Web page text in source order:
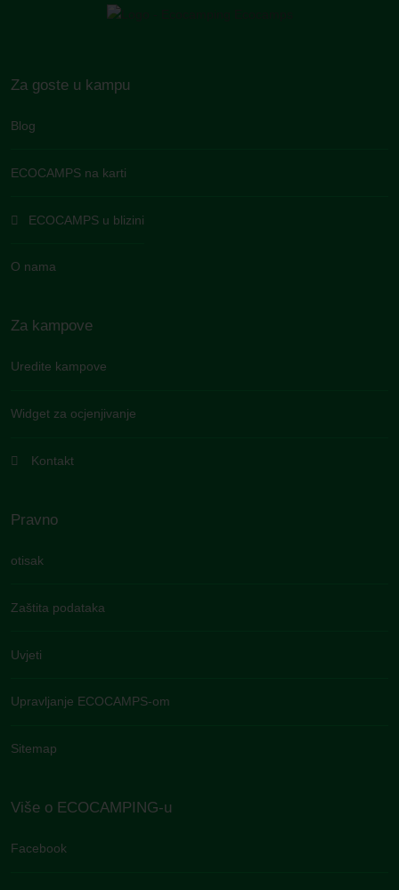
Za goste u kampu
Blog
ECOCAMPS na karti
ECOCAMPS u blizini
O nama
Za kampove
Uredite kampove
Widget za ocjenjivanje
Kontakt
Pravno
otisak
Zaštita podataka
Uvjeti
Upravljanje ECOCAMPS-om
Sitemap
Više o ECOCAMPING-u
Facebook